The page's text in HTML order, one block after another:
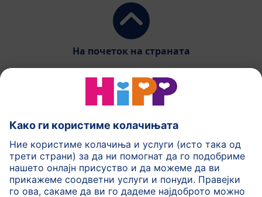
На почеток на страната
HiPP Млечни формули
HiPP Храна за бебиња
HiPP за деца
HiPP Нега за кожа
HiPP Бременост